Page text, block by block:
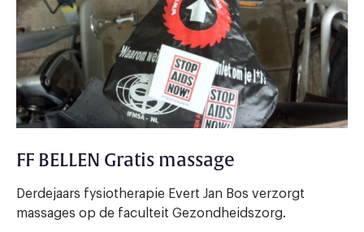
FF BELLEN Gratis massage
Derdejaars fysiotherapie Evert Jan Bos verzorgt
massages op de faculteit Gezondheidszorg.